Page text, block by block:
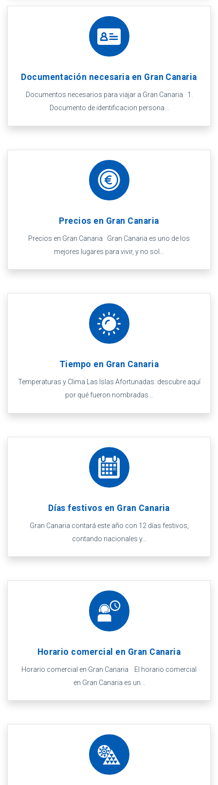
Documentación necesaria en Gran Canaria
Documentos necesarios para viajar a Gran Canaria 1.
Documento de identificacion persona...
Precios en Gran Canaria
Precios en Gran Canaria Gran Canaria es uno de los
mejores lugares para vivir, y no sol...
Tiempo en Gran Canaria
Temperaturas y Clima Las Islas Afortunadas: descubre aquí
por qué fueron nombradas...
Días festivos en Gran Canaria
Gran Canaria contará este año con 12 días festivos,
contando nacionales y...
Horario comercial en Gran Canaria
Horario comercial en Gran Canaria El horario comercial
en Gran Canaria es un...